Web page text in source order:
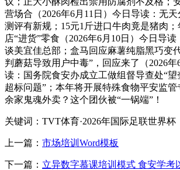
营场合（2026年6月11日）今日导读：无
测评有新规；15元1斤进口牛肉竟是猪肉
店“进货”零食（2026年6月10日）今日导
谈美宜佳总部；盒马回应麻薯纯脂黑巧变
判蘑菇导致用户中毒”，回应来了（2026年
读：国务院食安办成立工做组督导查处“
超标问题”；本年将开展特殊食物平安监
余家鬼魂外卖？这个团伙被“一锅端”！
关键词：TVT体育·2026年国际足联世界杯
上一篇： 市场培训Word模板
下一篇： 立异数字慕课培训模式 食安学考